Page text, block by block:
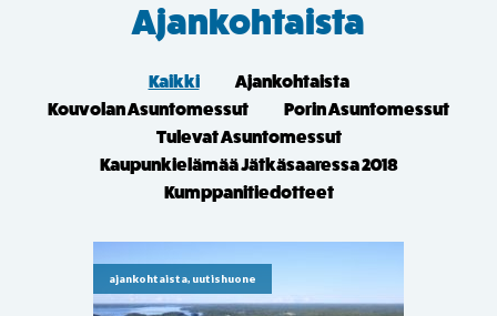
Ajankohtaista
Kaikki
Ajankohtaista
Kouvolan Asuntomessut
Porin Asuntomessut
Tulevat Asuntomessut
Kaupunkielämää Jätkäsaaressa 2018
Kumppanitiedotteet
ajankohtaista, uutishuone